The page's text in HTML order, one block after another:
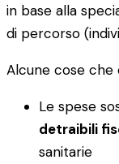
in base alla
di percorso
Alcune cose che
Le spese
detraibili
sanitarie